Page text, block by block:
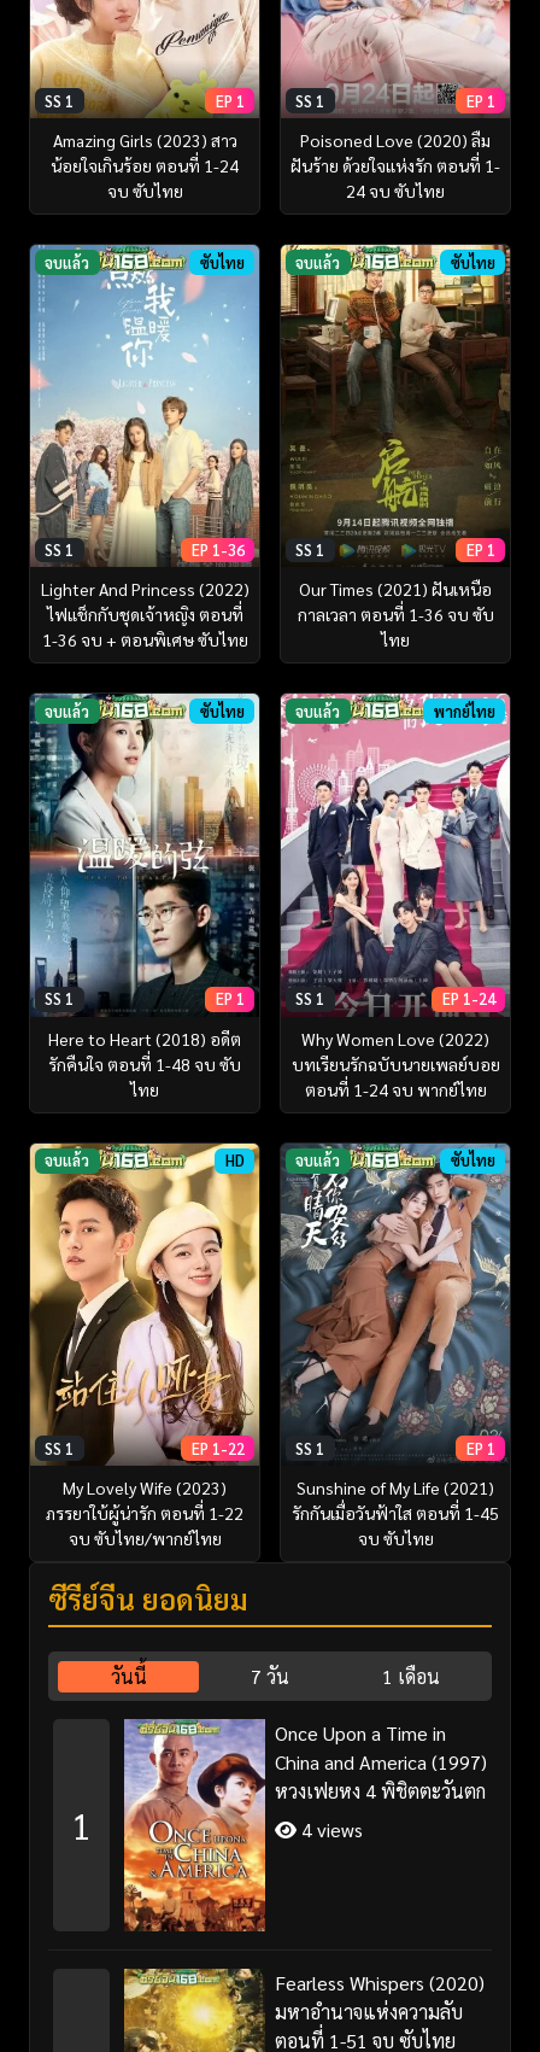
SS 1 EP 1
Amazing Girls (2023) สาว
น้อยใจเกินร้อย ตอนที่ 1-24
จบ ซับไทย
SS 1 EP 1
Poisoned Love (2020) ลืม
ฝันร้าย ด้วยใจแห่งรัก ตอนที่ 1-
24 จบ ซับไทย
จบแล้ว ซับไทย
SS 1 EP 1-36
Lighter And Princess (2022)
ไฟแช็กกับชุดเจ้าหญิง ตอนที่
1-36 จบ + ตอนพิเศษ ซับไทย
จบแล้ว ซับไทย
SS 1 EP 1
Our Times (2021) ฝันเหนือ
กาลเวลา ตอนที่ 1-36 จบ ซับ
ไทย
จบแล้ว ซับไทย
SS 1 EP 1
Here to Heart (2018) อดีต
รักคืนใจ ตอนที่ 1-48 จบ ซับ
ไทย
จบแล้ว พากย์ไทย
SS 1 EP 1-24
Why Women Love (2022)
บทเรียนรักฉบับนายเพลย์บอย
ตอนที่ 1-24 จบ พากย์ไทย
จบแล้ว HD
SS 1 EP 1-22
My Lovely Wife (2023)
ภรรยาใบ้ผู้น่ารัก ตอนที่ 1-22
จบ ซับไทย/พากย์ไทย
จบแล้ว ซับไทย
SS 1 EP 1
Sunshine of My Life (2021)
รักกันเมื่อวันฟ้าใส ตอนที่ 1-45
จบ ซับไทย
ซีรี่ย์จีน ยอดนิยม
วันนี้ 7 วัน 1 เดือน
1
Once Upon a Time in
China and America (1997)
หวงเฟยหง 4 พิชิตตะวันตก
4 views
Fearless Whispers (2020)
มหาอำนาจแห่งความลับ
ตอนที่ 1-51 จบ ซับไทย